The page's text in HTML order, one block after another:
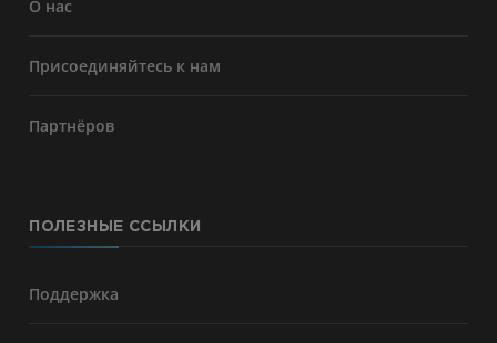
О нас
Присоединяйтесь к нам
Партнёров
ПОЛЕЗНЫЕ ССЫЛКИ
Поддержка